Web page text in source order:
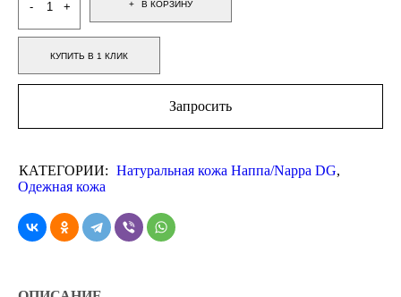
В КОРЗИНУ
КУПИТЬ В 1 КЛИК
Запросить
КАТЕГОРИИ: Натуральная кожа Наппа/Nappa DG,
Одежная кожа